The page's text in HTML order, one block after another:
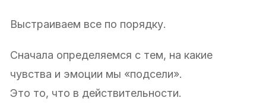
Выстраиваем все по порядку.
Сначала определяемся с тем, на какие
чувства и эмоции мы «подсели».
Это то, что в действительности.